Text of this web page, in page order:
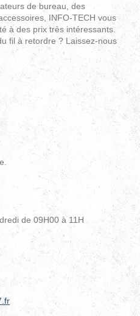
de bureau, des
INFO-TECH vous
à des prix très intéressants.
fil à retordre ? Laissez-nous
de 09H00 à 11H